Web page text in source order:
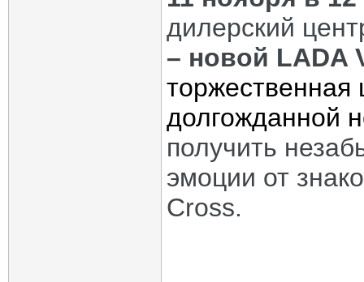
дилерский
– новой LADA
торжественная
долгожданной
получить
эмоции от
Cross.